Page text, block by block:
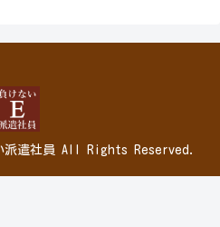
遣社員 All Rights Reserved.